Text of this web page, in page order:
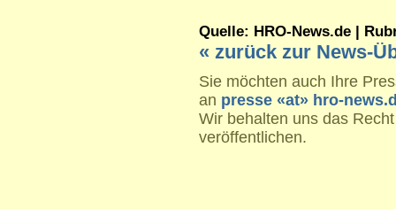
Quelle: HRO-News.de |
« zurück zur News-
Sie möchten auch Ihre
an presse «at» hro-
Wir behalten uns das
veröffentlichen.